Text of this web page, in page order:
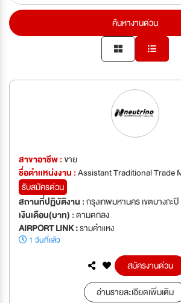
ค้นหางานด่วน
สาขาอาชีพ :ขาย
ชื่อตำเเหน่งงาน :Assistant Traditional Trade
รับสมัครด่วน
สถานที่ปฏิบัติงาน :กรุงเทพมหานคร เขตบางกะปิ
เงินเดือน(บาท) :ตามตกลง
AIRPORT LINK :รามคำแหง
1 วันที่แล้ว
สมัครงานด่วน
อ่านรายละเอียดเพิ่มเติม